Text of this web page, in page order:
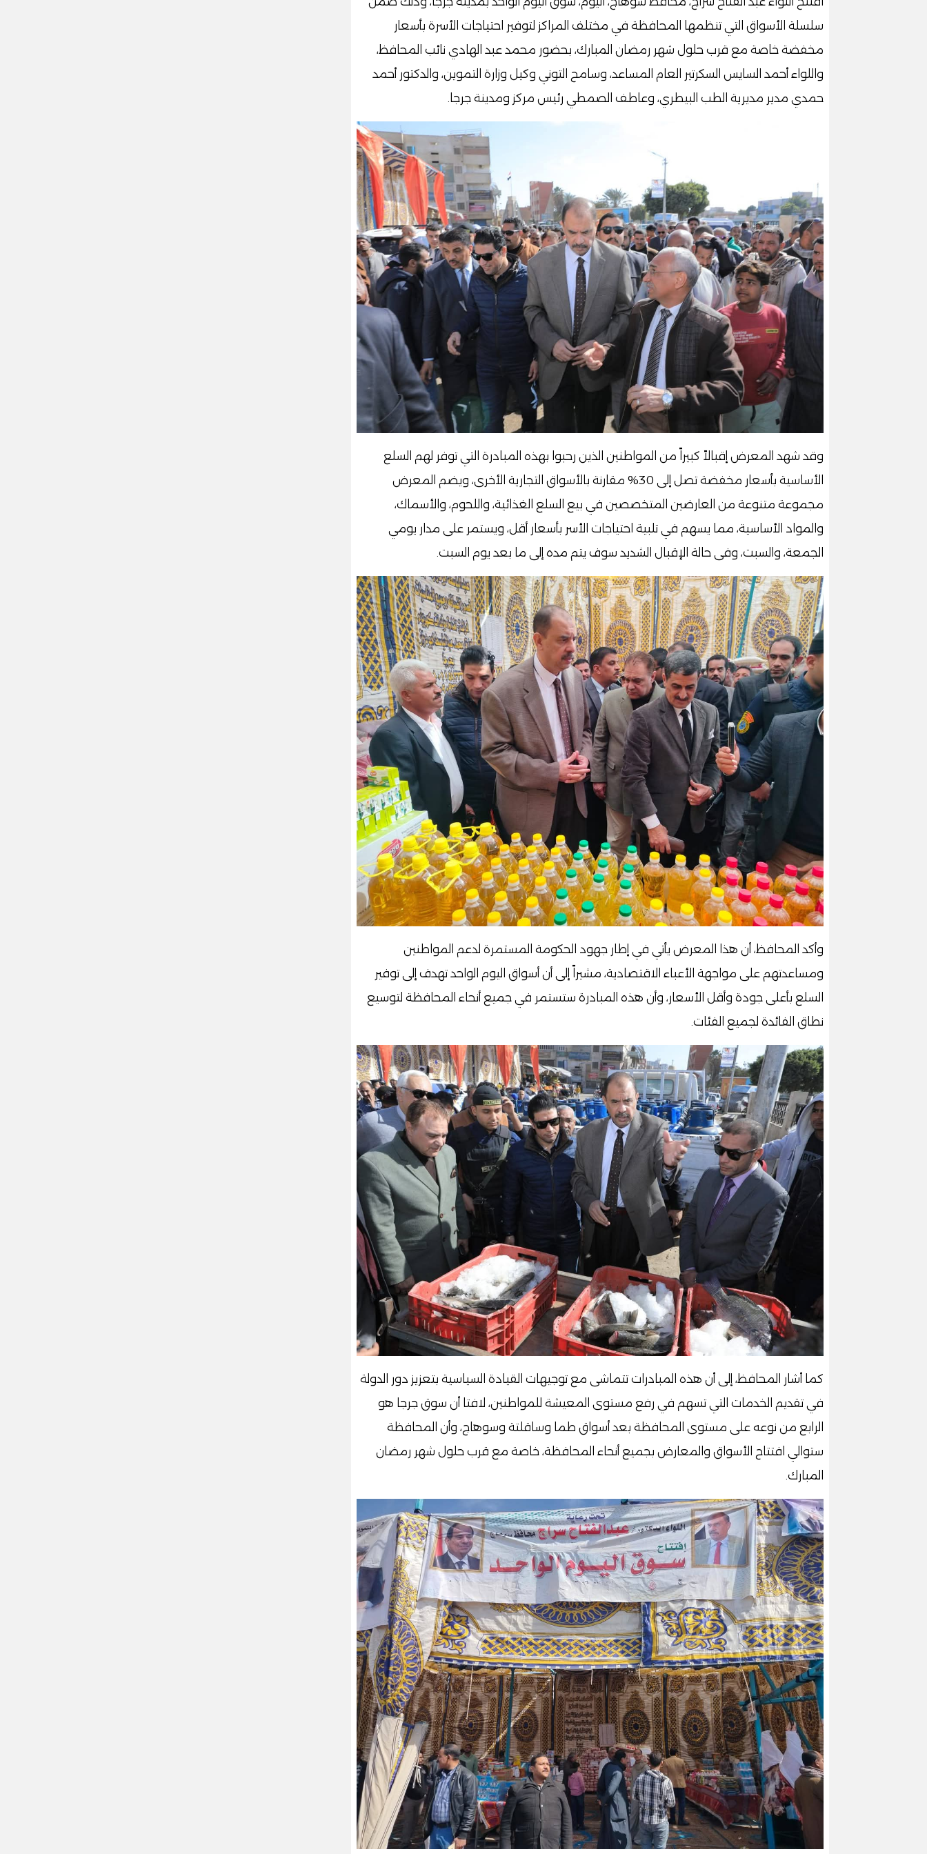
سلسلة الأسواق التي تنظمها المحافظة في مختلف المراكز لتوفير احتياجات الأسرة بأسعار
مخفضة خاصة مع قرب حلول شهر رمضان المبارك، بحضور محمد عبد الهادي نائب المحافظ،
واللواء أحمد السايس السكرتير العام المساعد، وسامح التوني وكيل وزارة التموين، والدكتور أحمد
حمدي مدير مديرية الطب البيطري، وعاطف الصمطي رئيس مركز ومدينة جرجا.
وقد شهد المعرض إقبالاً كبيراً من المواطنين الذين رحبوا بهذه المبادرة التي توفر لهم السلع
الأساسية بأسعار مخفضة تصل إلى 30% مقارنة بالأسواق التجارية الأخرى، ويضم المعرض
مجموعة متنوعة من العارضين المتخصصين في بيع السلع الغذائية، واللحوم، والأسماك،
والمواد الأساسية، مما يسهم في تلبية احتياجات الأسر بأسعار أقل، ويستمر على مدار يومي
الجمعة، والسبت، وفى حالة الإقبال الشديد سوف يتم مده إلى ما بعد يوم السبت.
وأكد المحافظ، أن هذا المعرض يأتي في إطار جهود الحكومة المستمرة لدعم المواطنين
ومساعدتهم على مواجهة الأعباء الاقتصادية، مشيراً إلى أن أسواق اليوم الواحد تهدف إلى توفير
السلع بأعلى جودة وأقل الأسعار، وأن هذه المبادرة ستستمر في جميع أنحاء المحافظة لتوسيع
نطاق الفائدة لجميع الفئات.
كما أشار المحافظ، إلى أن هذه المبادرات تتماشى مع توجيهات القيادة السياسية بتعزيز دور الدولة
في تقديم الخدمات التي تسهم في رفع مستوى المعيشة للمواطنين، لافتا أن سوق جرجا هو
الرابع من نوعه على مستوى المحافظة بعد أسواق طما وساقلتة وسوهاج، وأن المحافظة
ستوالي افتتاح الأسواق والمعارض بجميع أنحاء المحافظة، خاصة مع قرب حلول شهر رمضان
المبارك.